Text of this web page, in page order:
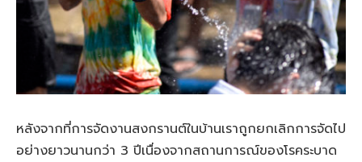
หลังจากที่การจัดงานสงกรานต์ในบ้านเราถูกยกเลิกการจัดไป
อย่างยาวนานกว่า 3 ปีเนื่องจากสถานการณ์ของโรคระบาด